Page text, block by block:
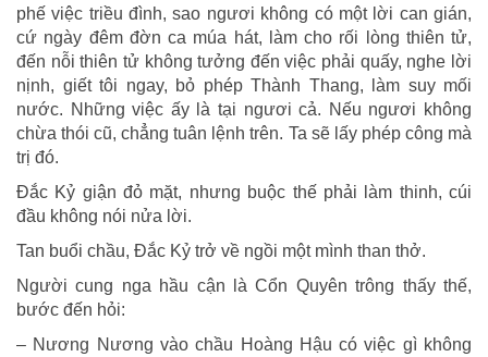
phế việc triều đình, sao ngươi không có một lời can gián,
cứ ngày đêm đờn ca múa hát, làm cho rối lòng thiên tử,
đến nỗi thiên tử không tưởng đến việc phải quấy, nghe lời
nịnh, giết tôi ngay, bỏ phép Thành Thang, làm suy mối
nước. Những việc ấy là tại ngươi cả. Nếu ngươi không
chừa thói cũ, chẳng tuân lệnh trên. Ta sẽ lấy phép công mà
trị đó.
Ðắc Kỷ giận đỏ mặt, nhưng buộc thế phải làm thinh, cúi
đầu không nói nửa lời.
Tan buổi chầu, Ðắc Kỷ trở về ngồi một mình than thở.
Người cung nga hầu cận là Cổn Quyên trông thấy thế,
bước đến hỏi:
– Nương Nương vào chầu Hoàng Hậu có việc gì không